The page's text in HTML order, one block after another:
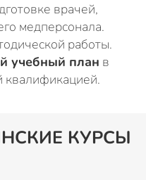
врачей,
медперсонала.
работы.
учебный план в
квалификацией.
КУРСЫ